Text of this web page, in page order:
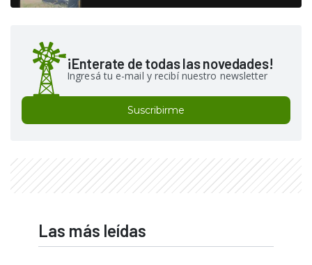
¡Enterate de todas las novedades!
Ingresá tu e-mail y recibí nuestro newsletter
Suscribirme
Las más leídas